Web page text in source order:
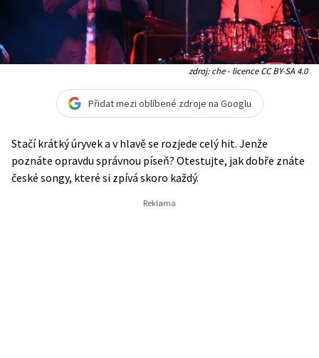
zdroj: che - licence CC BY-SA 4.0
Přidat mezi oblíbené zdroje na Googlu
Stačí krátký úryvek a v hlavě se rozjede celý hit. Jenže
poznáte opravdu správnou píseň? Otestujte, jak dobře znáte
české songy, které si zpívá skoro každý.